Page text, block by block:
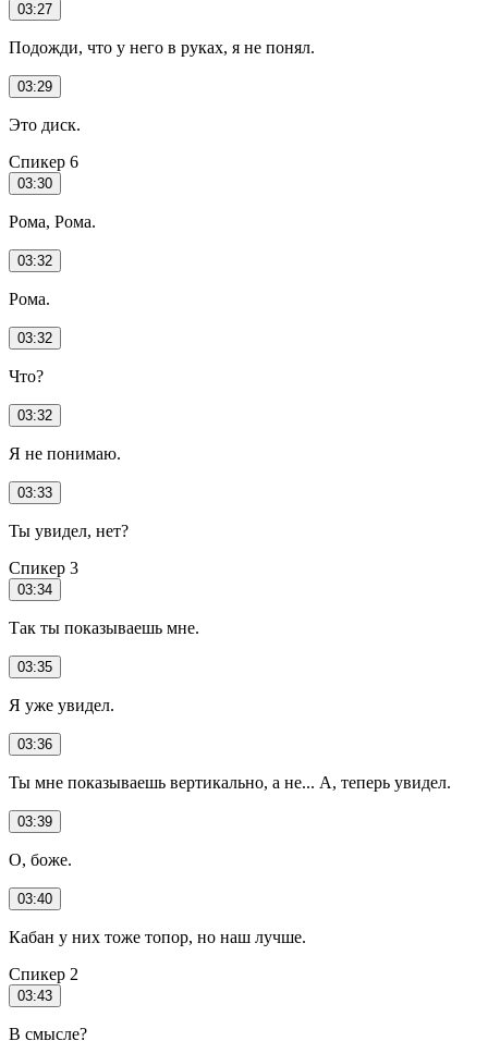
03:27
Подожди, что у него в руках, я не понял.
03:29
Это диск.
Спикер 6
03:30
Рома, Рома.
03:32
Рома.
03:32
Что?
03:32
Я не понимаю.
03:33
Ты увидел, нет?
Спикер 3
03:34
Так ты показываешь мне.
03:35
Я уже увидел.
03:36
Ты мне показываешь вертикально, а не... А, теперь увидел.
03:39
О, боже.
03:40
Кабан у них тоже топор, но наш лучше.
Спикер 2
03:43
В смысле?